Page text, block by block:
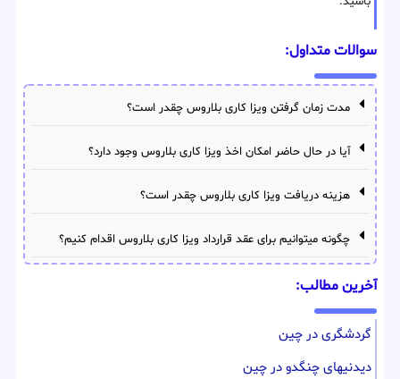
سوالات متداول:
مدت زمان گرفتن ویزا کاری بلاروس چقدر است؟
آیا در حال حاضر امکان اخذ ویزا کاری بلاروس وجود دارد؟
هزینه دریافت ویزا کاری بلاروس چقدر است؟
چگونه میتوانیم برای عقد قرارداد ویزا کاری بلاروس اقدام کنیم؟
آخرین مطالب:
گردشگری در چین
دیدنیهای چنگدو در چین